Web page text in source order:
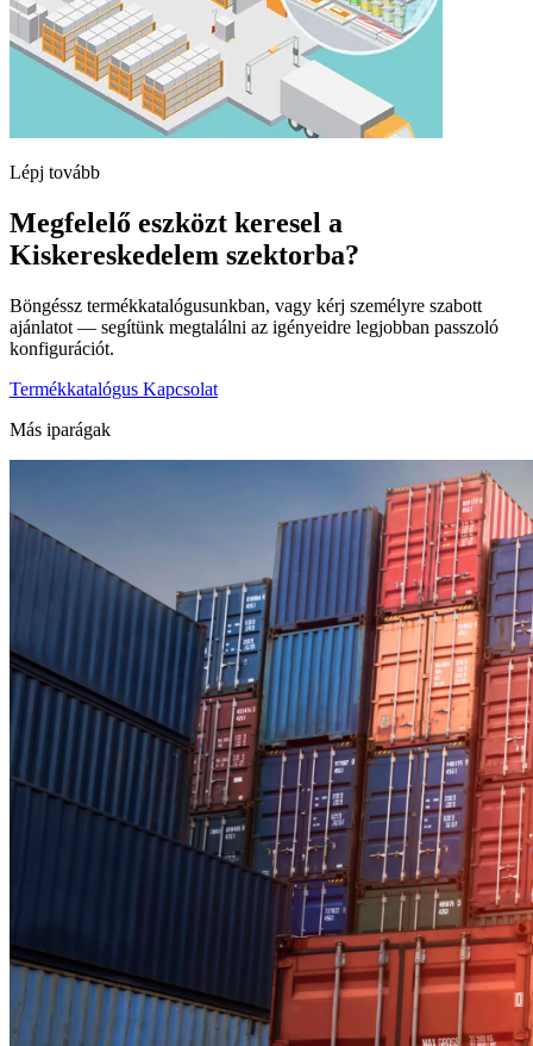
Lépj tovább
Megfelelő eszközt keresel a
Kiskereskedelem szektorba?
Böngéssz termékkatalógusunkban, vagy kérj személyre szabott
ajánlatot — segítünk megtalálni az igényeidre legjobban passzoló
konfigurációt.
Termékkatalógus Kapcsolat
Más iparágak